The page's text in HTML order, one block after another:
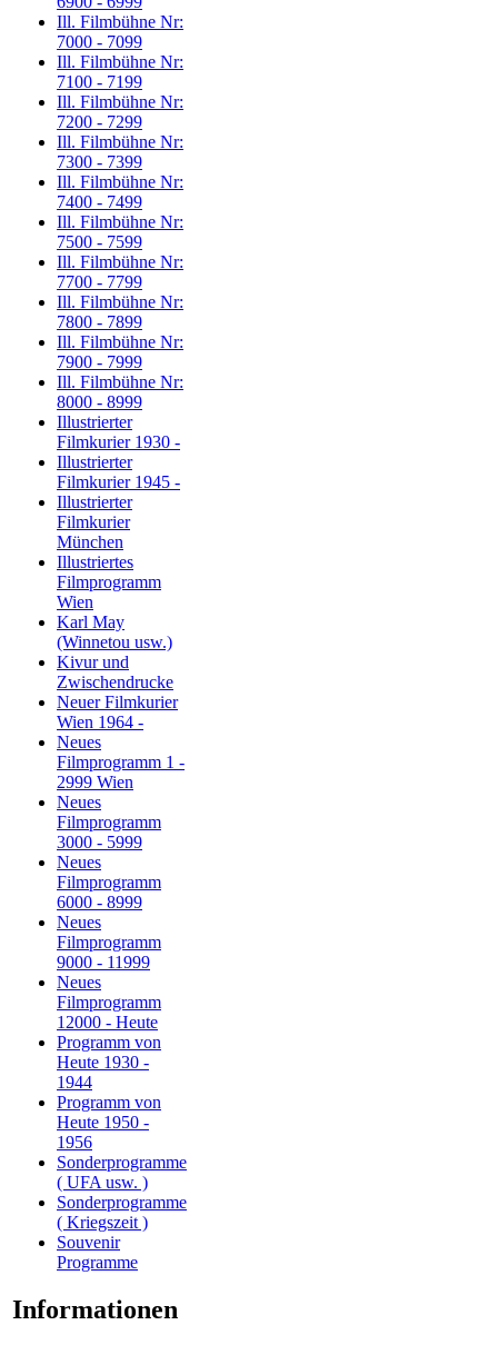
Ill. Filmbühne Nr:
7000 - 7099
Ill. Filmbühne Nr:
7100 - 7199
Ill. Filmbühne Nr:
7200 - 7299
Ill. Filmbühne Nr:
7300 - 7399
Ill. Filmbühne Nr:
7400 - 7499
Ill. Filmbühne Nr:
7500 - 7599
Ill. Filmbühne Nr:
7700 - 7799
Ill. Filmbühne Nr:
7800 - 7899
Ill. Filmbühne Nr:
7900 - 7999
Ill. Filmbühne Nr:
8000 - 8999
Illustrierter
Filmkurier 1930 -
Illustrierter
Filmkurier 1945 -
Illustrierter
Filmkurier
München
Illustriertes
Filmprogramm
Wien
Karl May
(Winnetou usw.)
Kivur und
Zwischendrucke
Neuer Filmkurier
Wien 1964 -
Neues
Filmprogramm 1 -
2999 Wien
Neues
Filmprogramm
3000 - 5999
Neues
Filmprogramm
6000 - 8999
Neues
Filmprogramm
9000 - 11999
Neues
Filmprogramm
12000 - Heute
Programm von
Heute 1930 -
1944
Programm von
Heute 1950 -
1956
Sonderprogramme
( UFA usw. )
Sonderprogramme
( Kriegszeit )
Souvenir
Programme
Informationen